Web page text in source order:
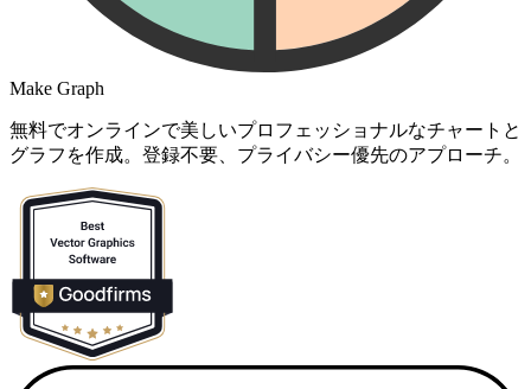
Make Graph
無料でオンラインで美しいプロフェッショナルなチャートと
グラフを作成。登録不要、プライバシー優先のアプローチ。